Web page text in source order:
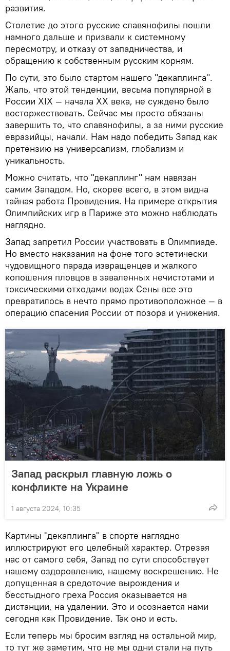
развития.
Столетие до этого русские славянофилы пошли
намного дальше и призвали к системному
пересмотру, и отказу от западничества, и
обращению к собственным русским корням.
По сути, это было стартом нашего "декаплинга".
Жаль, что этой тенденции, весьма популярной в
России XIX — начала XX века, не суждено было
восторжествовать. Сейчас мы просто обязаны
завершить то, что славянофилы, а за ними русские
евразийцы, начали. Нам надо победить Запад как
претензию на универсализм, глобализм и
уникальность.
Можно считать, что "декаплинг" нам навязан
самим Западом. Но, скорее всего, в этом видна
тайная работа Провидения. На примере открытия
Олимпийских игр в Париже это можно наблюдать
наглядно.
Запад запретил России участвовать в Олимпиаде.
Но вместо наказания на фоне того эстетически
чудовищного парада извращенцев и жалкого
копошения пловцов в заваленных нечистотами и
токсическими отходами водах Сены все это
превратилось в нечто прямо противоположное — в
операцию спасения России от позора и унижения.
Запад раскрыл главную ложь о
конфликте на Украине
1 августа 2024, 10:35
Картины "декаплинга" в спорте наглядно
иллюстрируют его целебный характер. Отрезая
нас от самого себя, Запад по сути способствует
нашему оздоровлению, нашему воскрешению. Не
допущенная в средоточие вырождения и
бесстыдного греха Россия оказывается на
дистанции, на удалении. Это и осознается нами
сегодня как Провидение. Так оно и есть.
Если теперь мы бросим взгляд на остальной мир,
то тут же заметим, что не мы одни стали на путь